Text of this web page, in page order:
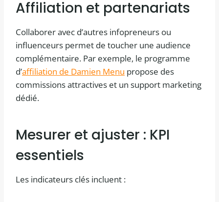
Affiliation et partenariats
Collaborer avec d’autres infopreneurs ou
influenceurs permet de toucher une audience
complémentaire. Par exemple, le programme
d’affiliation de Damien Menu propose des
commissions attractives et un support marketing
dédié.
Mesurer et ajuster : KPI
essentiels
Les indicateurs clés incluent :